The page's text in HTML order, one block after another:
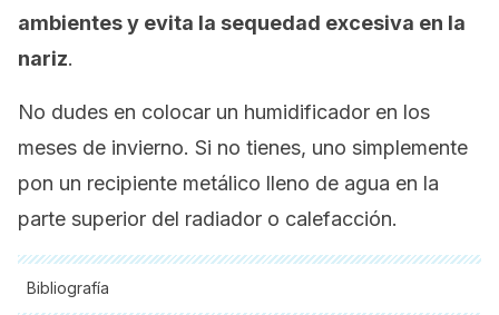
ambientes y evita la sequedad excesiva en la
nariz.
No dudes en colocar un humidificador en los
meses de invierno. Si no tienes, uno simplemente
pon un recipiente metálico lleno de agua en la
parte superior del radiador o calefacción.
Bibliografía